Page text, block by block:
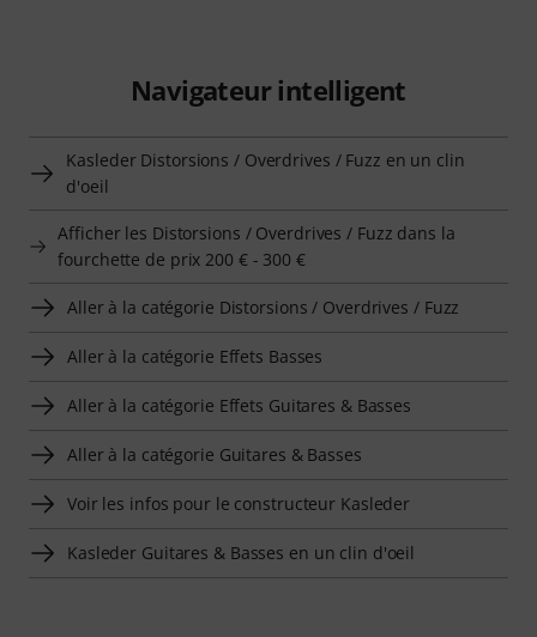
Navigateur intelligent
Kasleder Distorsions / Overdrives / Fuzz en un clin
d'oeil
Afficher les Distorsions / Overdrives / Fuzz dans la
fourchette de prix 200 € - 300 €
Aller à la catégorie Distorsions / Overdrives / Fuzz
Aller à la catégorie Effets Basses
Aller à la catégorie Effets Guitares & Basses
Aller à la catégorie Guitares & Basses
Voir les infos pour le constructeur Kasleder
Kasleder Guitares & Basses en un clin d'oeil